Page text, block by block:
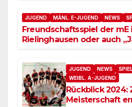
JUGEND MÄNL. E-JUGEND NEWS
Freundschaftsspiel der mE
Rielinghausen oder auch
JUGEND NEWS
WEIBL. A-JUGEND
Rückblick 2024:
Meisterschaft